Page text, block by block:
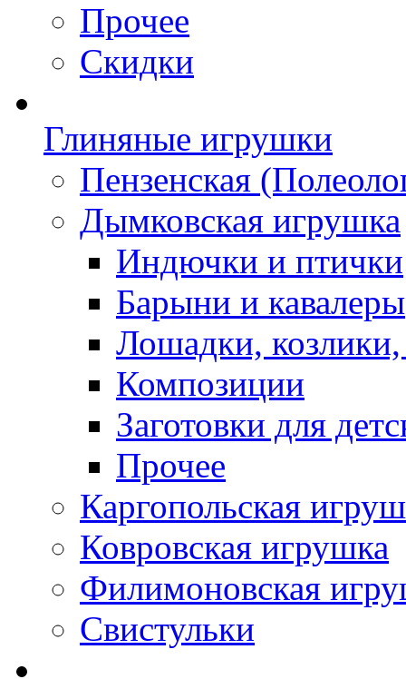
Прочее
Скидки
Глиняные игрушки
Пензенская
Дымковская игрушка
Индючки и птички
Барыни и кавалеры
Лошадки,
Композиции
Заготовки для
Прочее
Каргопольская
Ковровская игрушка
Филимоновская
Свистульки